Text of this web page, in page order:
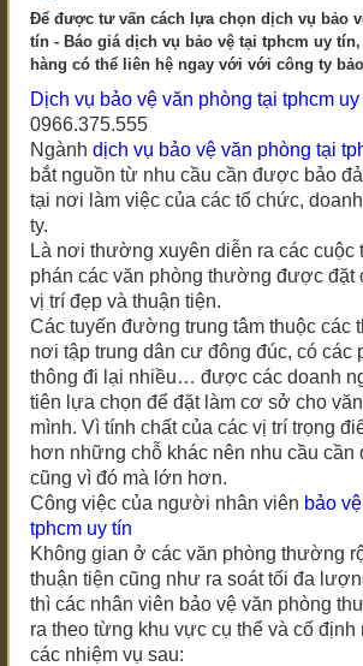
Để được tư vấn cách lựa chọn dịch vụ bảo
tín - Báo giá dịch vụ bảo vệ tại tphcm uy
hàng có thể liên hệ ngay với với công ty
Dịch vụ bảo vệ văn phòng tại tphcm uy
0966.375.555
Ngành dịch vụ bảo vệ văn phòng tại
bắt nguồn từ nhu cầu cần được bảo
tại nơi làm việc của các tổ chức,
ty.
Là nơi thường xuyên diễn ra các cuộc
phán các văn phòng thường được
vị trí đẹp và thuận tiện.
Các tuyến đường trung tâm thuộc các
nơi tập trung dân cư đông đúc, có các
thông đi lại nhiều… được các doanh
tiên lựa chọn để đặt làm cơ sở cho
mình. Vì tính chất của các vị trí trọng
hơn những chỗ khác nên nhu cầu cần
cũng vì đó mà lớn hơn.
Công việc của người nhân viên bảo
tphcm uy tín
Không gian ở các văn phòng thường
thuận tiện cũng như ra soát tối đa
thì các nhân viên bảo vệ văn phòng
ra theo từng khu vực cụ thể và cố định
các nhiệm vụ sau: